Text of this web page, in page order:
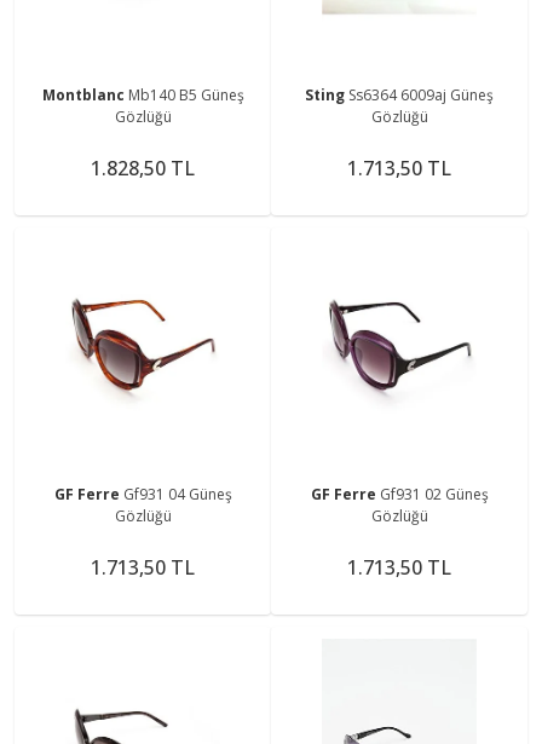
Montblanc Mb140 B5 Güneş
Gözlüğü
1.828,50 TL
Sting Ss6364 6009aj Güneş
Gözlüğü
1.713,50 TL
GF Ferre Gf931 04 Güneş
Gözlüğü
1.713,50 TL
GF Ferre Gf931 02 Güneş
Gözlüğü
1.713,50 TL